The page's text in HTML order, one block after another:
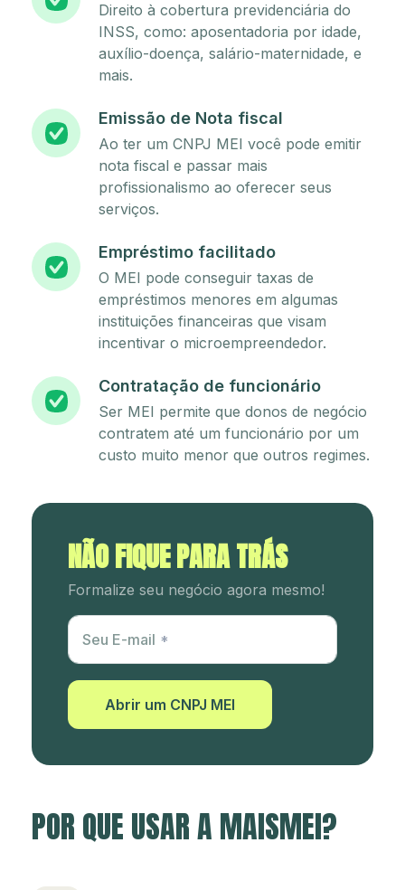
Direito à cobertura previdenciária do
INSS, como: aposentadoria por idade,
auxílio-doença, salário-maternidade, e
mais.
Emissão de Nota fiscal
Ao ter um CNPJ MEI você pode emitir
nota fiscal e passar mais
profissionalismo ao oferecer seus
serviços.
Empréstimo facilitado
O MEI pode conseguir taxas de
empréstimos menores em algumas
instituições financeiras que visam
incentivar o microempreendedor.
Contratação de funcionário
Ser MEI permite que donos de negócio
contratem até um funcionário por um
custo muito menor que outros regimes.
NÃO FIQUE PARA TRÁS
Formalize seu negócio agora mesmo!
Utm Content
Seu E-mail
Abrir um CNPJ MEI
POR QUE USAR A MAISMEI?